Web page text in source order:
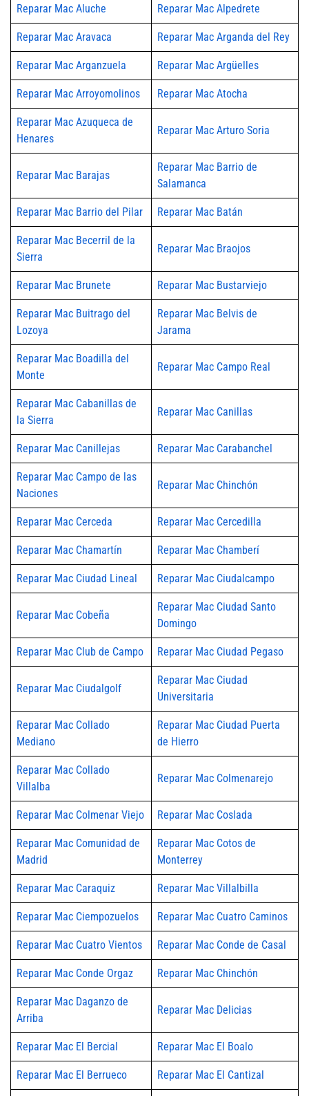
Reparar Mac Aluche Reparar Mac Alpedrete
Reparar Mac Aravaca Reparar Mac Arganda del Rey
Reparar Mac Arganzuela Reparar Mac Argüelles
Reparar Mac Arroyomolinos Reparar Mac Atocha
Reparar Mac Azuqueca de
Henares
Reparar Mac Arturo Soria
Reparar Mac Barajas
Reparar Mac Barrio de
Salamanca
Reparar Mac Barrio del Pilar Reparar Mac Batán
Reparar Mac Becerril de la
Sierra
Reparar Mac Braojos
Reparar Mac Brunete Reparar Mac Bustarviejo
Reparar Mac Buitrago del
Lozoya
Reparar Mac Belvis de
Jarama
Reparar Mac Boadilla del
Monte
Reparar Mac Campo Real
Reparar Mac Cabanillas de
la Sierra
Reparar Mac Canillas
Reparar Mac Canillejas Reparar Mac Carabanchel
Reparar Mac Campo de las
Naciones
Reparar Mac Chinchón
Reparar Mac Cerceda Reparar Mac Cercedilla
Reparar Mac Chamartín Reparar Mac Chamberí
Reparar Mac Ciudad Lineal Reparar Mac Ciudalcampo
Reparar Mac Cobeña
Reparar Mac Ciudad Santo
Domingo
Reparar Mac Club de Campo Reparar Mac Ciudad Pegaso
Reparar Mac Ciudalgolf
Reparar Mac Ciudad
Universitaria
Reparar Mac Collado
Mediano
Reparar Mac Ciudad Puerta
de Hierro
Reparar Mac Collado
Villalba
Reparar Mac Colmenarejo
Reparar Mac Colmenar Viejo Reparar Mac Coslada
Reparar Mac Comunidad de
Madrid
Reparar Mac Cotos de
Monterrey
Reparar Mac Caraquiz Reparar Mac Villalbilla
Reparar Mac Ciempozuelos Reparar Mac Cuatro Caminos
Reparar Mac Cuatro Vientos Reparar Mac Conde de Casal
Reparar Mac Conde Orgaz Reparar Mac Chinchón
Reparar Mac Daganzo de
Arriba
Reparar Mac Delicias
Reparar Mac El Bercial Reparar Mac El Boalo
Reparar Mac El Berrueco Reparar Mac El Cantizal